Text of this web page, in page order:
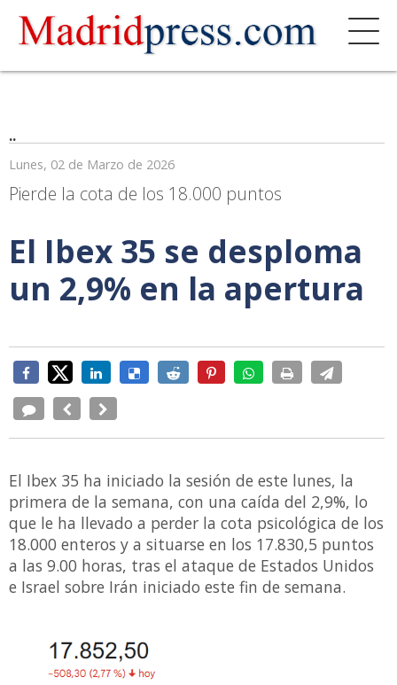
..
Lunes, 02 de Marzo de 2026
Pierde la cota de los 18.000 puntos
El Ibex 35 se desploma
un 2,9% en la apertura
El Ibex 35 ha iniciado la sesión de este lunes, la
primera de la semana, con una caída del 2,9%, lo
que le ha llevado a perder la cota psicológica de los
18.000 enteros y a situarse en los 17.830,5 puntos
a las 9.00 horas, tras el ataque de Estados Unidos
e Israel sobre Irán iniciado este fin de semana.